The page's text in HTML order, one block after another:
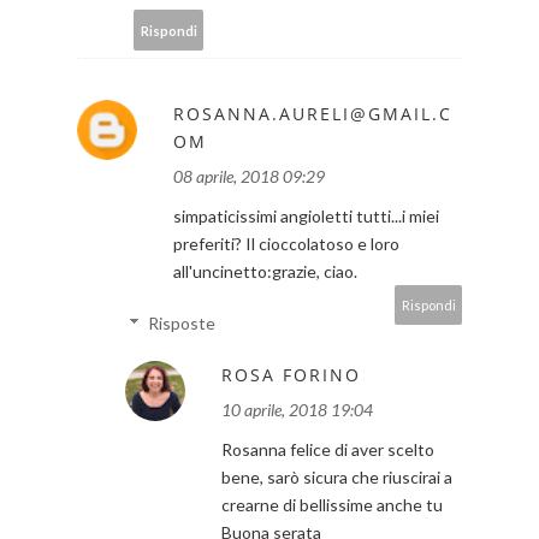
Rispondi
ROSANNA.AURELI@GMAIL.C
OM
08 aprile, 2018 09:29
simpaticissimi angioletti tutti...i miei
preferiti? Il cioccolatoso e loro
all'uncinetto:grazie, ciao.
Rispondi
Risposte
ROSA FORINO
10 aprile, 2018 19:04
Rosanna felice di aver scelto
bene, sarò sicura che riuscirai a
crearne di bellissime anche tu
Buona serata